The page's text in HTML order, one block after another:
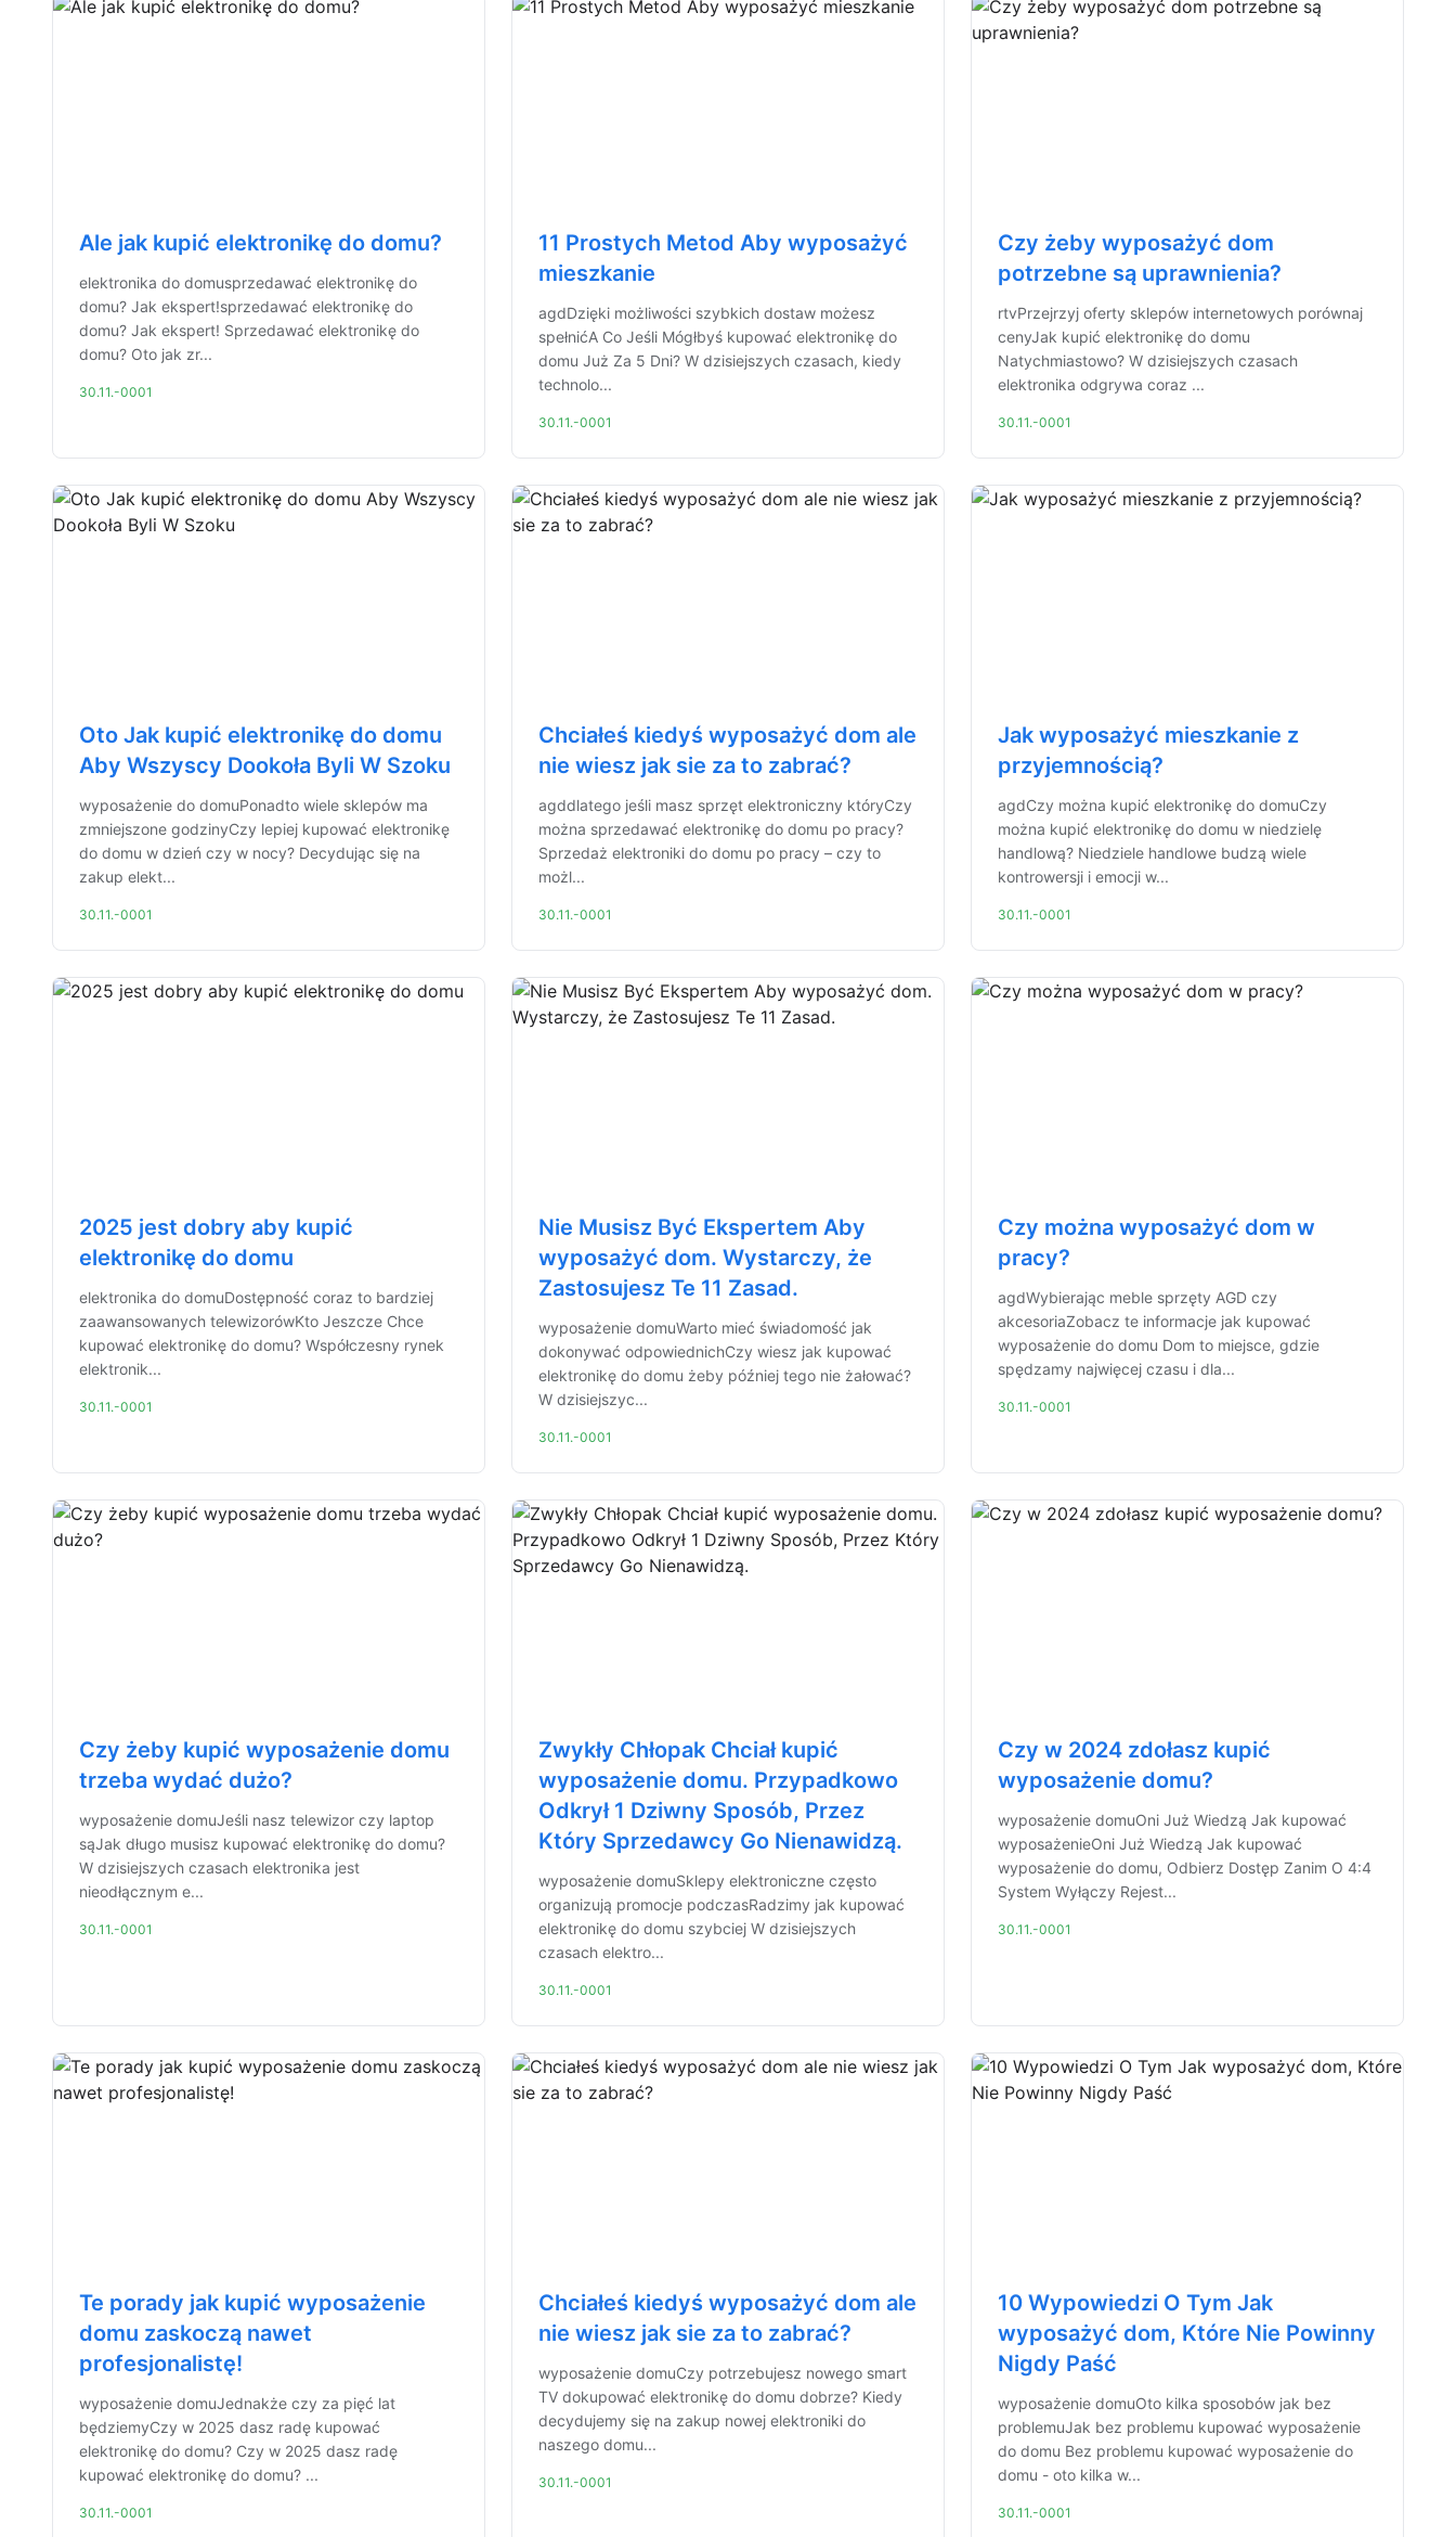
Ale jak kupić elektronikę do domu?
elektronika do domusprzedawać elektronikę do
domu? Jak ekspert!sprzedawać elektronikę do
domu? Jak ekspert! Sprzedawać elektronikę do
domu? Oto jak zr...
30.11.-0001
11 Prostych Metod Aby wyposażyć
mieszkanie
agdDzięki możliwości szybkich dostaw możesz
spełnićA Co Jeśli Mógłbyś kupować elektronikę do
domu Już Za 5 Dni? W dzisiejszych czasach, kiedy
technolo...
30.11.-0001
Czy żeby wyposażyć dom
potrzebne są uprawnienia?
rtvPrzejrzyj oferty sklepów internetowych porównaj
cenyJak kupić elektronikę do domu
Natychmiastowo? W dzisiejszych czasach
elektronika odgrywa coraz ...
30.11.-0001
Oto Jak kupić elektronikę do domu
Aby Wszyscy Dookoła Byli W Szoku
wyposażenie do domuPonadto wiele sklepów ma
zmniejszone godzinyCzy lepiej kupować elektronikę
do domu w dzień czy w nocy? Decydując się na
zakup elekt...
30.11.-0001
Chciałeś kiedyś wyposażyć dom ale
nie wiesz jak sie za to zabrać?
agddlatego jeśli masz sprzęt elektroniczny któryCzy
można sprzedawać elektronikę do domu po pracy?
Sprzedaż elektroniki do domu po pracy – czy to
możl...
30.11.-0001
Jak wyposażyć mieszkanie z
przyjemnością?
agdCzy można kupić elektronikę do domuCzy
można kupić elektronikę do domu w niedzielę
handlową? Niedziele handlowe budzą wiele
kontrowersji i emocji w...
30.11.-0001
2025 jest dobry aby kupić
elektronikę do domu
elektronika do domuDostępność coraz to bardziej
zaawansowanych telewizorówKto Jeszcze Chce
kupować elektronikę do domu? Współczesny rynek
elektronik...
30.11.-0001
Nie Musisz Być Ekspertem Aby
wyposażyć dom. Wystarczy, że
Zastosujesz Te 11 Zasad.
wyposażenie domuWarto mieć świadomość jak
dokonywać odpowiednichCzy wiesz jak kupować
elektronikę do domu żeby później tego nie żałować?
W dzisiejszyc...
30.11.-0001
Czy można wyposażyć dom w
pracy?
agdWybierając meble sprzęty AGD czy
akcesoriaZobacz te informacje jak kupować
wyposażenie do domu Dom to miejsce, gdzie
spędzamy najwięcej czasu i dla...
30.11.-0001
Czy żeby kupić wyposażenie domu
trzeba wydać dużo?
wyposażenie domuJeśli nasz telewizor czy laptop
sąJak długo musisz kupować elektronikę do domu?
W dzisiejszych czasach elektronika jest
nieodłącznym e...
30.11.-0001
Zwykły Chłopak Chciał kupić
wyposażenie domu. Przypadkowo
Odkrył 1 Dziwny Sposób, Przez
Który Sprzedawcy Go Nienawidzą.
wyposażenie domuSklepy elektroniczne często
organizują promocje podczasRadzimy jak kupować
elektronikę do domu szybciej W dzisiejszych
czasach elektro...
30.11.-0001
Czy w 2024 zdołasz kupić
wyposażenie domu?
wyposażenie domuOni Już Wiedzą Jak kupować
wyposażenieOni Już Wiedzą Jak kupować
wyposażenie do domu, Odbierz Dostęp Zanim O 4:4
System Wyłączy Rejest...
30.11.-0001
Te porady jak kupić wyposażenie
domu zaskoczą nawet
profesjonalistę!
wyposażenie domuJednakże czy za pięć lat
będziemyCzy w 2025 dasz radę kupować
elektronikę do domu? Czy w 2025 dasz radę
kupować elektronikę do domu? ...
30.11.-0001
Chciałeś kiedyś wyposażyć dom ale
nie wiesz jak sie za to zabrać?
wyposażenie domuCzy potrzebujesz nowego smart
TV dokupować elektronikę do domu dobrze? Kiedy
decydujemy się na zakup nowej elektroniki do
naszego domu...
30.11.-0001
10 Wypowiedzi O Tym Jak
wyposażyć dom, Które Nie Powinny
Nigdy Paść
wyposażenie domuOto kilka sposobów jak bez
problemuJak bez problemu kupować wyposażenie
do domu Bez problemu kupować wyposażenie do
domu - oto kilka w...
30.11.-0001